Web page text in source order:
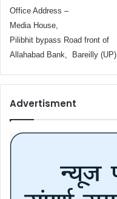
Office Address –
Media House,
Pilibhit bypass Road front of
Allahabad Bank, Bareilly (UP)
Advertisment